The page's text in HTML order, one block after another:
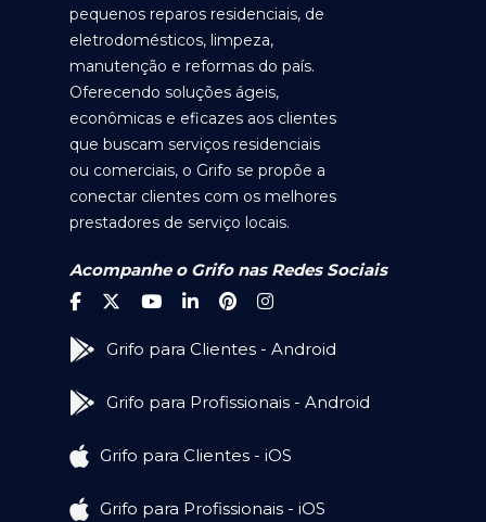
pequenos reparos residenciais, de
eletrodomésticos, limpeza,
manutenção e reformas do país.
Oferecendo soluções ágeis,
econômicas e eficazes aos clientes
que buscam serviços residenciais
ou comerciais, o Grifo se propõe a
conectar clientes com os melhores
prestadores de serviço locais.
Acompanhe o Grifo nas Redes Sociais
Grifo para Clientes - Android
Grifo para Profissionais - Android
Grifo para Clientes - iOS
Grifo para Profissionais - iOS